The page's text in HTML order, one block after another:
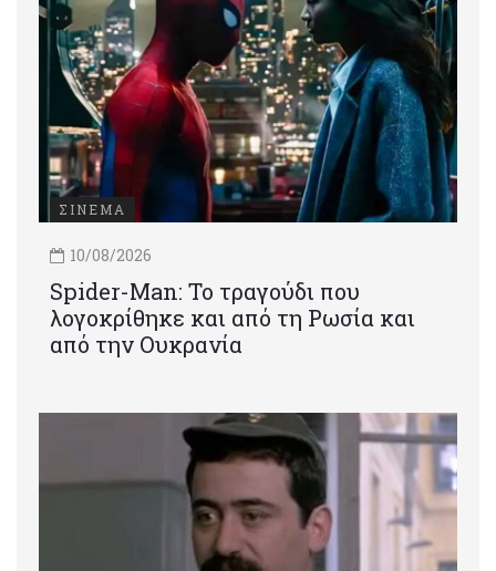
ΣΙΝΕΜΑ
10/08/2026
Spider-Man: Το τραγούδι που
λογοκρίθηκε και από τη Ρωσία και
από την Ουκρανία